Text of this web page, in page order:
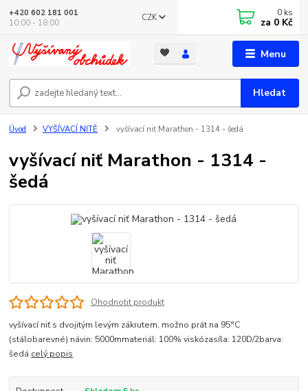
Menu
CZK
Hledat
+420 602 181 001
10:00 - 18:00
0 ks
za 0 Kč
Úvod VYŠÍVACÍ NITĚ vyšívací niť Marathon - 1314 - šedá
vyšívací niť Marathon - 1314 -
šedá
Ohodnotit produkt
vyšívací niť s dvojitým levým zákrutem, možno prát na 95°C
(stálobarevné) návin: 5000mmateriál: 100% viskózasíla: 120D/2barva:
šedá celý popis